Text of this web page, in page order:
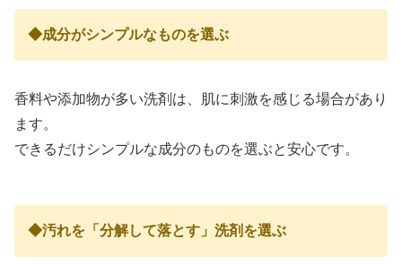
◆成分がシンプルなものを選ぶ
香料や添加物が多い洗剤は、肌に刺激を感じる場合があり
ます。
できるだけシンプルな成分のものを選ぶと安心です。
◆汚れを「分解して落とす」洗剤を選ぶ